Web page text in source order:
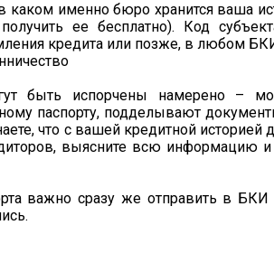
каком именно бюро хранится ваша
ее бесплатно). Код
кредита или позже, в любом
быть испорчены намерено –
паспорту, подделывают
что с вашей кредитной
выясните всю информацию
важно сразу же отправить в